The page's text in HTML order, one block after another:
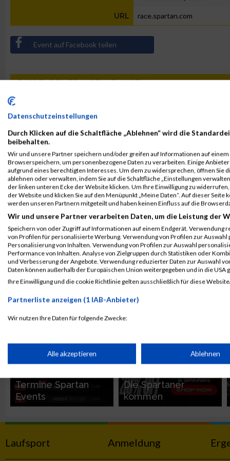
URL race.spartan.com
Event auf Facebook teilen
PASSENDE VERANSTALTUNGEN
19. Dezember 2026
Spartan Florida
21. November 2026
Spartan San Antonio
21. November 2026
RELEVANTE ARTIKEL
MUD RACE
Karsamstag -
Spartan Race Paris is
back
MUD RACE
Das Spartan Race in
Deutschland ist
wieder zurück
MUD RACE
Termine Spartan
Events
Die Spartaner
kommen
Laufsport Anmeldung
Datenschutzeinstellungen
Durch Klicken auf die Schaltfläche „Ablehnen“ wird die
beibehalten.
Wir und unsere Partner speichern und/oder greifen auf Informationen auf einem
Browserspeichern, um personenbezogene Daten zu verarbeiten. Einige
aufgrund eines berechtigten Interesses. Um dem zu widersprechen, öffnen Sie
ablehnen oder verwalten, indem Sie auf die Schaltfläche „Einstellungen
der linken unteren Ecke der Website klicken. Um Ihre Einwilligung zu
der Website und klicken Sie auf den Menüpunkt „Meine Daten“. Auf dieser
werden unseren Partnern mitgeteilt und haben keinen Einfluss auf die
Wir und unsere Partner verarbeiten Daten, um die Leistung der
Speichern von oder Zugriff auf Informationen auf einem Endgerät. Verwendung
von Profilen für personalisierte Werbung. Verwendung von Profilen zur
Personalisierung von Inhalten. Verwendung von Profilen zur Auswahl
Performance von Inhalten. Analyse von Zielgruppen durch Statistiken oder
und Verbesserung der Angebote. Verwendung reduzierter Daten zur Auswahl
Daten können außerhalb der Europäischen Union weitergegeben und in die USA
Ihre Einwilligung und die cookie Richtlinie gelten ausschließlich für diese
Partnerliste anzeigen (1 IAB-Anbieter)
Wir nutzen Ihre Daten für folgende Zwecke:
Speichern von oder Zugriff auf Informationen auf einem
Verwendung reduzierter Daten zur Auswahl von Werbeanzeigen
Verwendung von Profilen zur Auswahl personalisierter
Alle akzeptieren Ablehnen